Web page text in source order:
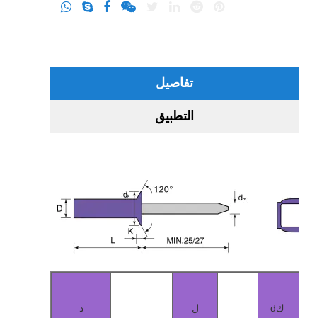
تفاصيل
التطبيق
د ل dك